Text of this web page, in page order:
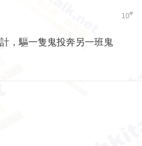
10#
，驅一隻鬼投奔另一班鬼